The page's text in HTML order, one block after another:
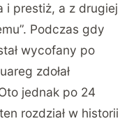
i prestiż, a z drugiej
Podczas gdy
wycofany po
zdołał
jednak po 24
rozdział w historii